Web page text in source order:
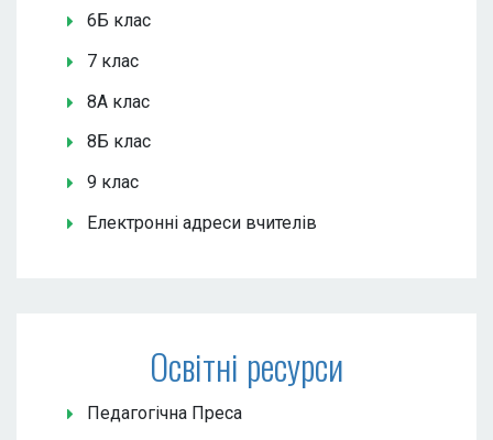
6Б клас
7 клас
8А клас
8Б клас
9 клас
Електронні адреси вчителів
Освітні ресурси
Педагогічна Преса